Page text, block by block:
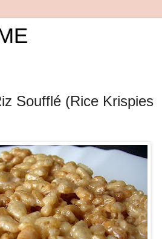
Soufflé (Rice Krispies